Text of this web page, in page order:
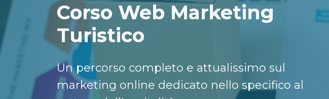
Corso Web Marketing
Turistico
Un percorso completo e attualissimo sul
marketing online dedicato nello specifico al